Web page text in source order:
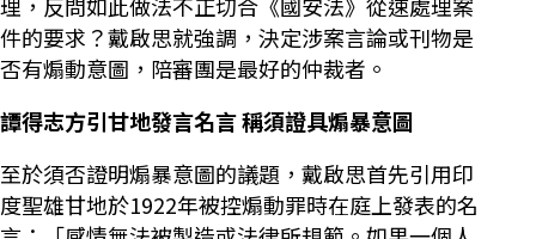
件的要求？戴啟思就強調，決定涉案言論或刊物是
否有煽動意圖，陪審團是最好的仲裁者。
譚得志方引甘地發言名言 稱須證具煽暴意圖
至於須否證明煽暴意圖的議題，戴啟思首先引用印
度聖雄甘地於1922年被控煽動罪時在庭上發表的名